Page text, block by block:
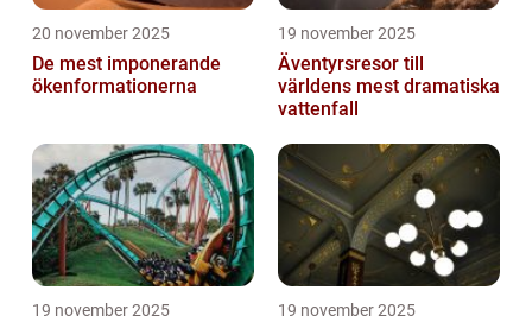
20 november 2025
De mest imponerande
ökenformationerna
19 november 2025
Äventyrsresor till
världens mest dramatiska
vattenfall
19 november 2025 19 november 2025